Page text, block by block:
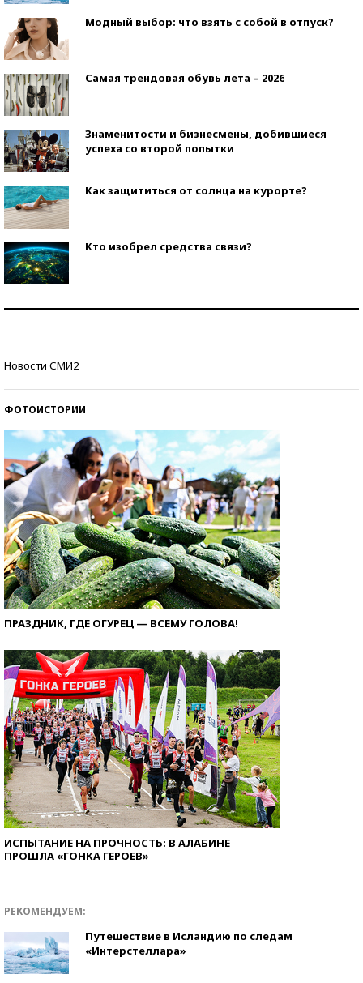
Модный выбор: что взять с собой в отпуск?
Самая трендовая обувь лета – 2026
Знаменитости и бизнесмены, добившиеся
успеха со второй попытки
Как защититься от солнца на курорте?
Кто изобрел средства связи?
стобалльников?
Новости СМИ2
ФОТОИСТОРИИ
ПРАЗДНИК, ГДЕ ОГУРЕЦ — ВСЕМУ ГОЛОВА!
ИСПЫТАНИЕ НА ПРОЧНОСТЬ: В АЛАБИНЕ
ПРОШЛА «ГОНКА ГЕРОЕВ»
РЕКОМЕНДУЕМ:
Путешествие в Исландию по следам
«Интерстеллара»